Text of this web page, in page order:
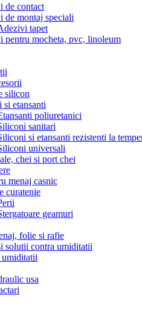
de contact
de montaj speciali
tapet
pentru mocheta, pvc, linoleum
silicon
si etansanti
poliuretanici
sanitari
si etansanti rezistenti la
universali
chei si port chei
menaj casnic
curatenie
geamuri
folie si rafie
solutii contra umiditatii
usa